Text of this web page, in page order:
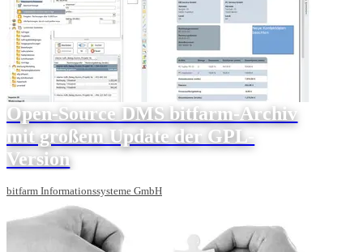
Open-Source DMS bitfarm-Archiv
mit großem Update der GPL-
Version
bitfarm Informationssysteme GmbH